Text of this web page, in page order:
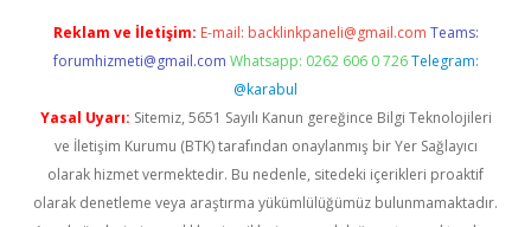
Reklam ve İletişim: E-mail: backlinkpaneli@gmail.com Teams:
forumhizmeti@gmail.com Whatsapp: 0262 606 0 726 Telegram:
@karabul
Yasal Uyarı: Sitemiz, 5651 Sayılı Kanun gereğince Bilgi Teknolojileri
ve İletişim Kurumu (BTK) tarafından onaylanmış bir Yer Sağlayıcı
olarak hizmet vermektedir. Bu nedenle, sitedeki içerikleri proaktif
olarak denetleme veya araştırma yükümlülüğümüz bulunmamaktadır.